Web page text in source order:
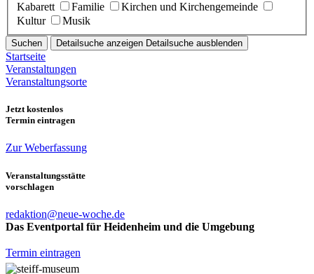
Kabarett
Familie
Kirchen und Kirchengemeinde
Kultur
Musik
Suchen Detailsuche anzeigen Detailsuche ausblenden
Startseite
Veranstaltungen
Veranstaltungsorte
Jetzt kostenlos
Termin eintragen
Zur Weberfassung
Veranstaltungsstätte
vorschlagen
redaktion@neue-woche.de
Das Eventportal für Heidenheim und die Umgebung
Termin eintragen